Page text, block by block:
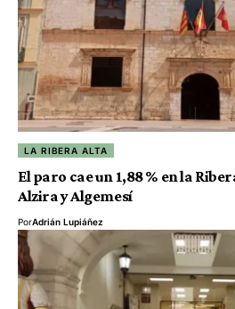
LA RIBERA ALTA
El paro cae un 1,88 % en la
Alzira y Algemesí
PorAdrián Lupiáñez